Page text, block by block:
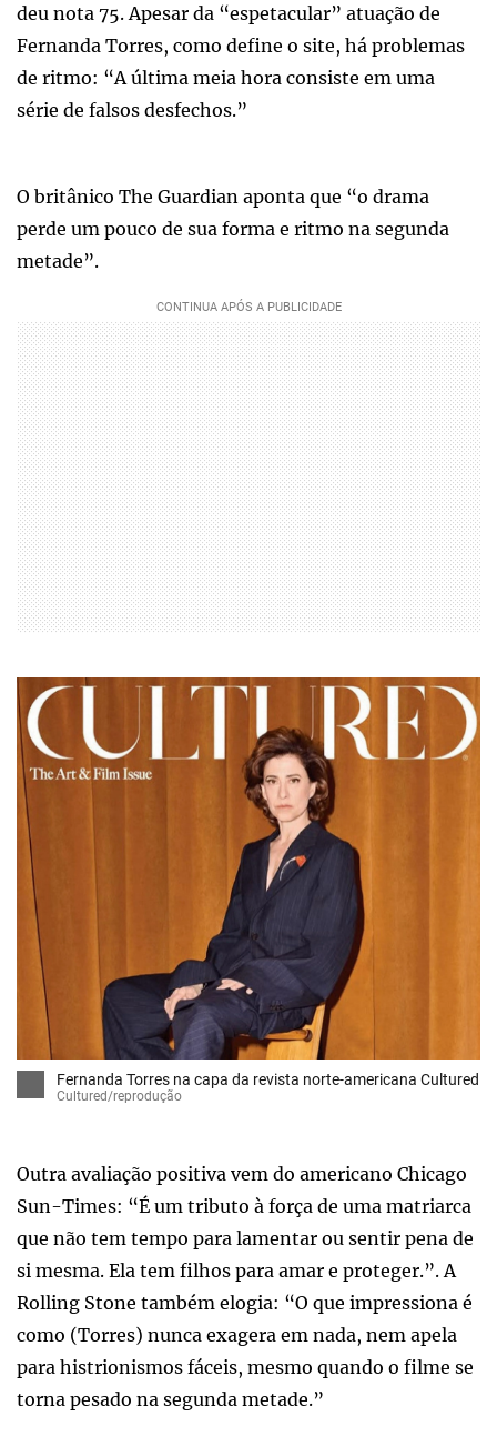
deu nota 75. Apesar da “espetacular” atuação de
Fernanda Torres, como define o site, há problemas
de ritmo: “A última meia hora consiste em uma
série de falsos desfechos.”
O britânico The Guardian aponta que “o drama
perde um pouco de sua forma e ritmo na segunda
metade”.
Fernanda Torres na capa da revista norte-americana Cultured
Cultured/reprodução
Outra avaliação positiva vem do americano Chicago
Sun-Times: “É um tributo à força de uma matriarca
que não tem tempo para lamentar ou sentir pena de
si mesma. Ela tem filhos para amar e proteger.”. A
Rolling Stone também elogia: “O que impressiona é
como (Torres) nunca exagera em nada, nem apela
para histrionismos fáceis, mesmo quando o filme se
torna pesado na segunda metade.”